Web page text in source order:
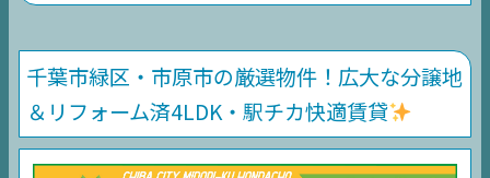
千葉市緑区・市原市の厳選物件！広大な分譲地
＆リフォーム済4LDK・駅チカ快適賃貸